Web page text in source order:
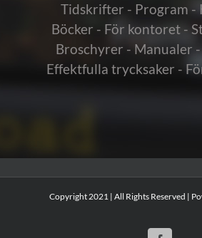
Tidskrifter - Program -
Böcker - För kontoret -
Broschyrer - Manualer
Effektfulla trycksaker -
Copyright 2021 | All Rights Reserved |